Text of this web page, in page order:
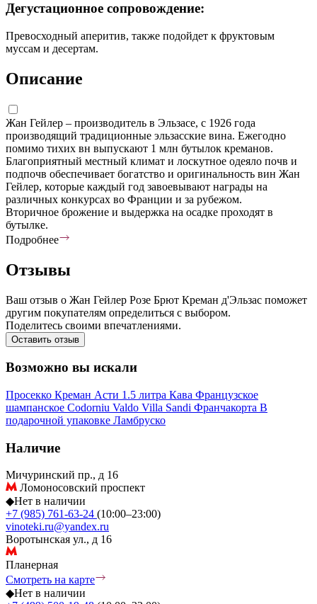
Дегустационное сопровождение:
Превосходный аперитив, также подойдет к фруктовым
муссам и десертам.
Описание
Жан Гейлер – производитель в Эльзасе, с 1926 года
производящий традиционные эльзасские вина. Ежегодно
помимо тихих вн выпускают 1 млн бутылок креманов.
Благоприятный местный климат и лоскутное одеяло почв и
подпочв обеспечивает богатство и оригинальность вин Жан
Гейлер, которые каждый год завоевывают награды на
различных конкурсах во Франции и за рубежом.
Вторичное брожение и выдержка на осадке проходят в
бутылке.
Подробнее
Отзывы
Ваш отзыв о Жан Гейлер Розе Брют Креман д'Эльзас поможет
другим покупателям определиться с выбором.
Поделитесь своими впечатлениями.
Оставить отзыв
Возможно вы искали
Просекко Креман Асти 1.5 литра Кава Французское
шампанское Codorniu Valdo Villa Sandi Франчакорта В
подарочной упаковке Ламбруско
Наличие
Мичуринский пр., д 16
Ломоносовский проспект
◆Нет в наличии
+7 (985) 761-63-24 (10:00–23:00)
vinoteki.ru@yandex.ru
Воротынская ул., д 16
Планерная
Смотреть на карте
◆Нет в наличии